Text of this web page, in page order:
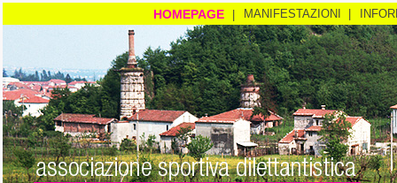
HOMEPAGE MANIFESTAZIONI |